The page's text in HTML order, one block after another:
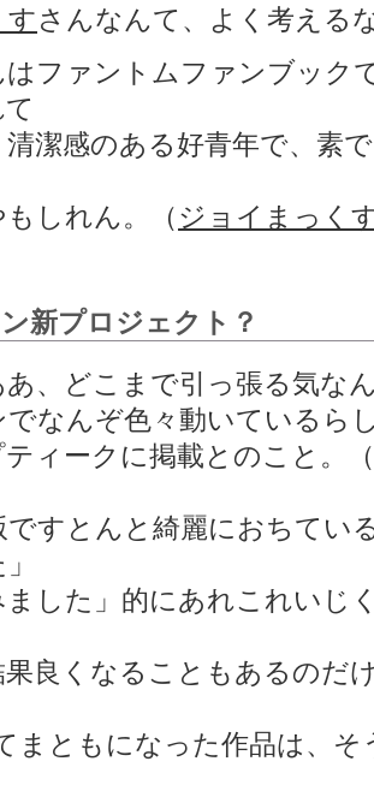
すさんなんて、よく考え
ファントムファンブック
潔感のある好青年で、素
しれん。（ジョイまっく
新プロジェクト？
、どこまで引っ張る気な
でなんぞ色々動いている
ィークに掲載とのこと。（
すとんと綺麗におちてい
ました」的にあれこれいじ
良くなることもあるのだ
まともになった作品は、